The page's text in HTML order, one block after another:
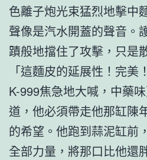
色離子炮光束猛烈地擊中
聲像是汽水開蓋的聲音。
蹟般地擋住了攻擊，只是
「這麵皮的延展性！完美
K-999焦急地大喊，中藥
道，他必須帶走他那缸陳
的希望。他跑到蒜泥缸前
全部力量，將那口比他還